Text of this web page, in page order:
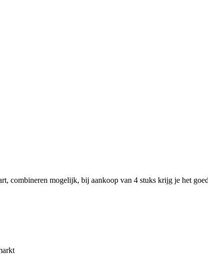
combineren mogelijk, bij aankoop van 4 stuks krijg je het